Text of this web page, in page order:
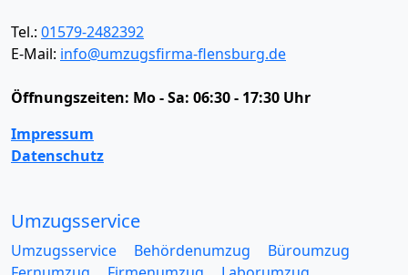
Tel.: 01579-2482392
E-Mail: info@umzugsfirma-flensburg.de
Öffnungszeiten: Mo - Sa: 06:30 - 17:30 Uhr
Impressum
Datenschutz
Umzugsservice
Umzugsservice Behördenumzug
Büroumzug